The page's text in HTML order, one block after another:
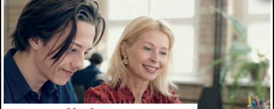
Comment candidater
https://univ-cotedazur.fr/formation/offre-de-
formation/licence-pro-cartographie-
topographie-et-systemes-dinformation-
geographique#programme
Les avantages de l'alternance
Formation à l’école et formation chez
l’employeur- Insertion professionnelle accrue